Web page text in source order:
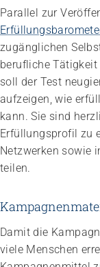
Parallel zur
zugänglichen
berufliche
soll der Test
aufzeigen, wie
kann. Sie sind
Erfüllungsprofil zu
Netzwerken sowie
teilen.
Damit die
viele Menschen